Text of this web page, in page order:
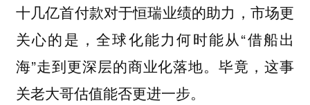
十几亿首付款对于恒瑞业绩的助力，市场更
关心的是，全球化能力何时能从“借船出
海”走到更深层的商业化落地。毕竟，这事
关老大哥估值能否更进一步。